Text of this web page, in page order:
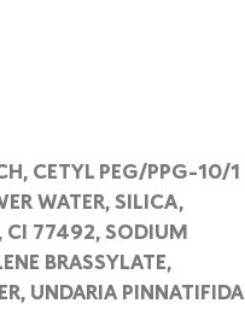
CETYL PEG/PPG-10/1
WATER, SILICA,
CI 77492, SODIUM
BRASSYLATE,
UNDARIA PINNATIFIDA